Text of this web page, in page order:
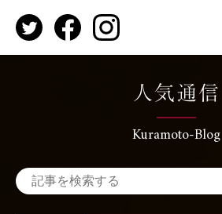
人気通信
Kuramoto-Blog